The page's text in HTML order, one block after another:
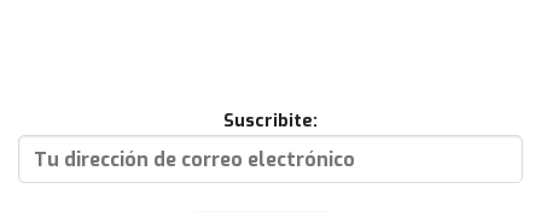
Suscribite: